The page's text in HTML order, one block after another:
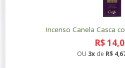
Incenso Canela Casca
R$
OU 3xde R$